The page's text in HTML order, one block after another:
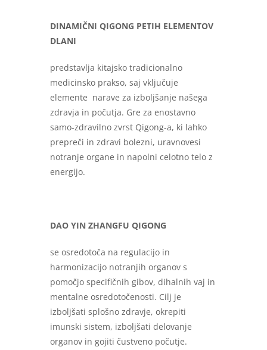
DINAMIČNI QIGONG PETIH ELEMENTOV
DLANI
predstavlja kitajsko tradicionalno
medicinsko prakso, saj vključuje
elemente narave za izboljšanje našega
zdravja in počutja. Gre za enostavno
samo-zdravilno zvrst Qigong-a, ki lahko
prepreči in zdravi bolezni, uravnovesi
notranje organe in napolni celotno telo z
energijo.
DAO YIN ZHANGFU QIGONG
se osredotoča na regulacijo in
harmonizacijo notranjih organov s
pomočjo specifičnih gibov, dihalnih vaj in
mentalne osredotočenosti. Cilj je
izboljšati splošno zdravje, okrepiti
imunski sistem, izboljšati delovanje
organov in gojiti čustveno počutje.